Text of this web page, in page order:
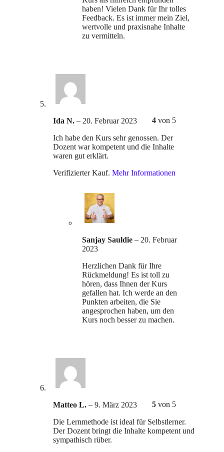
haben! Vielen Dank für Ihr tolles
Feedback. Es ist immer mein Ziel,
wertvolle und praxisnahe Inhalte
zu vermitteln.
4von 5
Ida N. – 20. Februar 2023
Ich habe den Kurs sehr genossen. Der
Dozent war kompetent und die Inhalte
waren gut erklärt.
Verifizierter Kauf. Mehr Informationen
Sanjay Sauldie – 20. Februar
2023
Herzlichen Dank für Ihre
Rückmeldung! Es ist toll zu
hören, dass Ihnen der Kurs
gefallen hat. Ich werde an den
Punkten arbeiten, die Sie
angesprochen haben, um den
Kurs noch besser zu machen.
5von 5
Matteo L. – 9. März 2023
Die Lernmethode ist ideal für Selbstlerner.
Der Dozent bringt die Inhalte kompetent und
sympathisch rüber.